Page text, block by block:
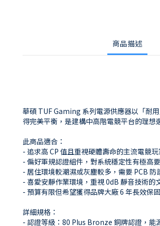
商品描述
華碩 TUF Gaming 系列電源供應器以「耐
得完美平衡，是建構中高階電競平台的理想
此商品適合：
- 追求高 CP 值且重視硬體壽命的主流電競玩
- 偏好軍規認證組件，對系統穩定性有極高
- 居住環境較潮濕或灰塵較多，需要 PCB 防
- 喜愛安靜作業環境，重視 0dB 靜音技術的
- 預算有限但希望獲得品牌大廠 6 年長效保
詳細規格：
- 認證等級：80 Plus Bronze 銅牌認證，能